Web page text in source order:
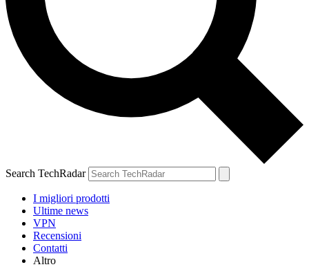
Search TechRadar
I migliori prodotti
Ultime news
VPN
Recensioni
Contatti
Altro